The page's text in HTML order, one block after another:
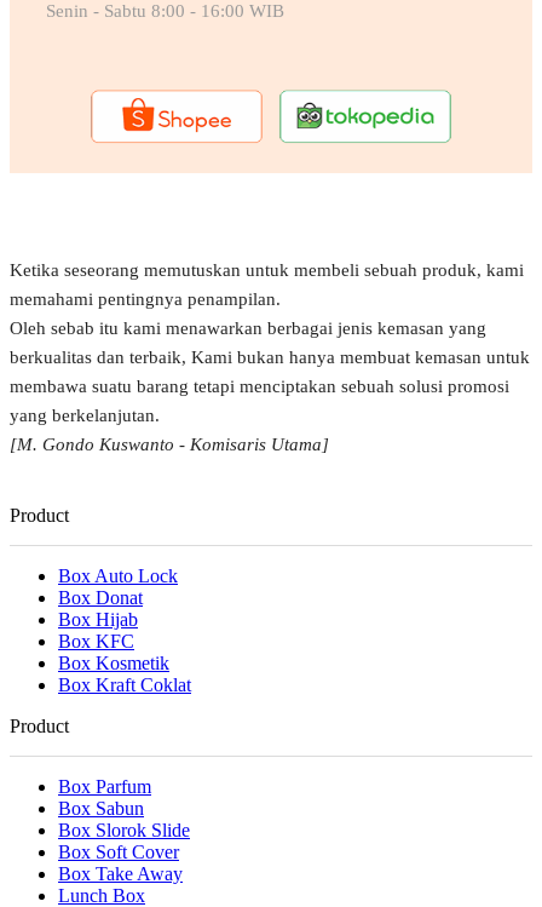
Senin - Sabtu 8:00 - 16:00 WIB
Ketika seseorang memutuskan untuk membeli sebuah produk, kami
memahami pentingnya penampilan.
Oleh sebab itu kami menawarkan berbagai jenis kemasan yang
berkualitas dan terbaik, Kami bukan hanya membuat kemasan untuk
membawa suatu barang tetapi menciptakan sebuah solusi promosi
yang berkelanjutan.
[M. Gondo Kuswanto - Komisaris Utama]
Product
Box Auto Lock
Box Donat
Box Hijab
Box KFC
Box Kosmetik
Box Kraft Coklat
Product
Box Parfum
Box Sabun
Box Slorok Slide
Box Soft Cover
Box Take Away
Lunch Box